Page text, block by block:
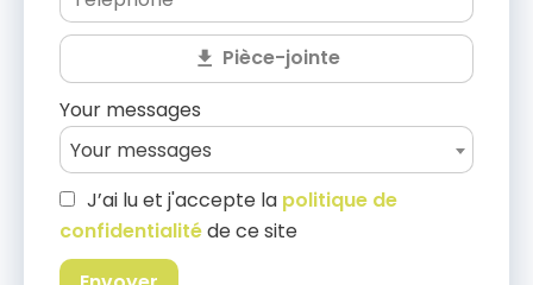
Pièce-jointe
Your messages
Your messages
J’ai lu et j'accepte la politique de
confidentialitéde ce site